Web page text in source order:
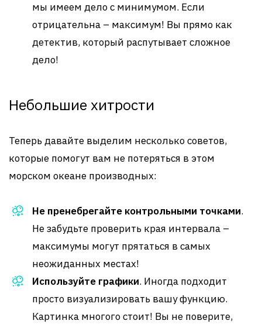
мы имеем дело с минимумом. Если
отрицательна – максимум! Вы прямо как
детектив, который распутывает сложное
дело!
Небольшие хитрости
Теперь давайте выделим несколько советов,
которые помогут вам не потеряться в этом
морском океане производных:
Не пренебрегайте контрольными точками.
Не забудьте проверить края интервала –
максимумы могут прятаться в самых
неожиданных местах!
Используйте графики. Иногда подходит
просто визуализировать вашу функцию.
Картинка многого стоит! Вы не поверите,